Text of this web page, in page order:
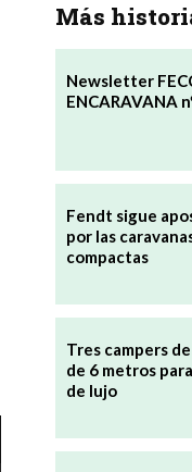
Más
Newsletter
ENCARAVANA
Fendt sigue
por las
compactas
Tres campers
de 6 metros
de lujo